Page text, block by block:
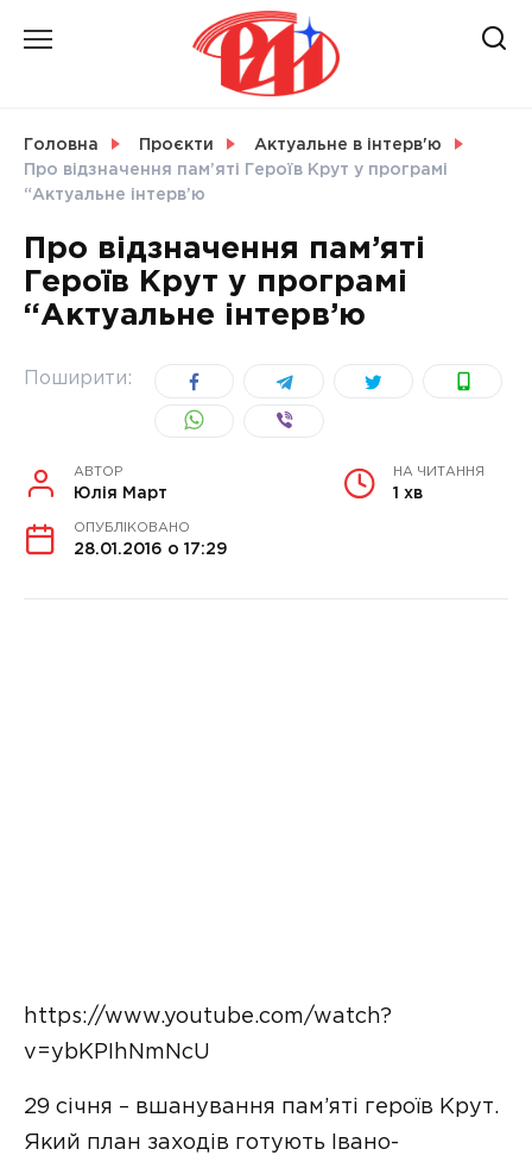
СВІТ
УКРАЇНА
Головна Проєкти
Актуальне в інтерв'ю
Про відзначення пам’яті Героїв Крут у програмі
“Актуальне інтерв’ю
Про відзначення пам’яті
Героїв Крут у програмі
“Актуальне інтерв’ю
Поширити:
АВТОР
Юлія Март
НА ЧИТАННЯ
1 хв
ОПУБЛІКОВАНО
28.01.2016 о 17:29
https://www.youtube.com/watch?
v=ybKPIhNmNcU
29 січня – вшанування пам’яті героїв Крут.
Який план заходів готують Івано-